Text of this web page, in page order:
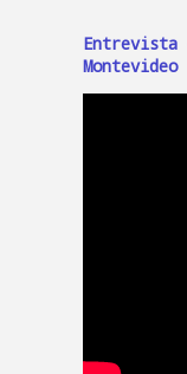
Entrevista
Montevideo